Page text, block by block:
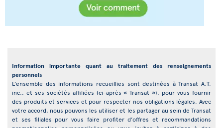
Information importante quant au traitement des renseignements
personnels
L’ensemble des informations recueillies sont destinées à Transat A.T.
inc., et ses sociétés affiliées (ci-après « Transat »), pour vous fournir
des produits et services et pour respecter nos obligations légales. Avec
votre accord, nous pouvons les utiliser et les partager au sein de Transat
et ses filiales pour vous faire profiter d’offres et recommandations